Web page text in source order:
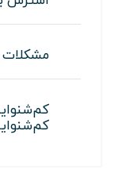
مشکلات